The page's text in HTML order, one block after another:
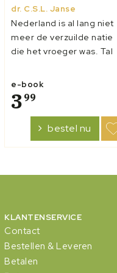
dr. C.S.L. Janse
Nederland is al lang niet
meer de verzuilde natie
die het vroeger was. Tal
inmiddels verdwenen of
hebben hun vroegere
identiteit verloren. Toch
kent ons land altijd nog
een niet te verwaarlozen
aantal scholen,
e-book
3 99
bestel nu
KLANTENSERVICE
Contact
Bestellen & Leveren
Betalen